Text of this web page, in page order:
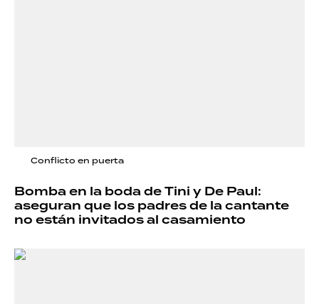
Conflicto en puerta
Bomba en la boda de Tini y De Paul:
aseguran que los padres de la cantante
no están invitados al casamiento